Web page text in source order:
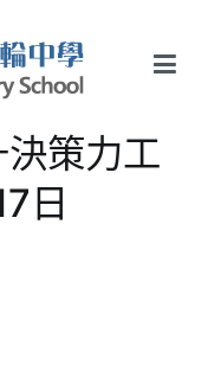
決策力工
日